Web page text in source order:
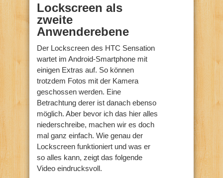
Lockscreen als
zweite
Anwenderebene
Der Lockscreen des HTC Sensation
wartet im Android-Smartphone mit
einigen Extras auf. So können
trotzdem Fotos mit der Kamera
geschossen werden. Eine
Betrachtung derer ist danach ebenso
möglich. Aber bevor ich das hier alles
niederschreibe, machen wir es doch
mal ganz einfach. Wie genau der
Lockscreen funktioniert und was er
so alles kann, zeigt das folgende
Video eindrucksvoll.